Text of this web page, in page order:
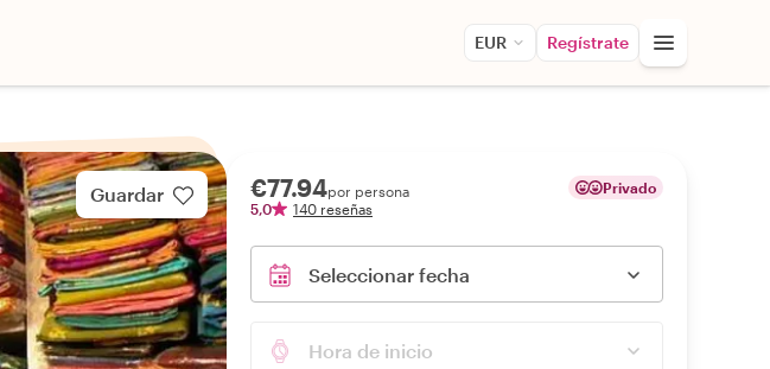
EUR Regístrate
Guardar €77.94por persona
5,0
140 reseñas
Privado
Seleccionar fecha
Hora de inicio